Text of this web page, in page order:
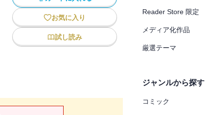
お気に入り
試し読み
Reader Store 限定
メディア化作品
厳選テーマ
ジャンルから探す
コミック